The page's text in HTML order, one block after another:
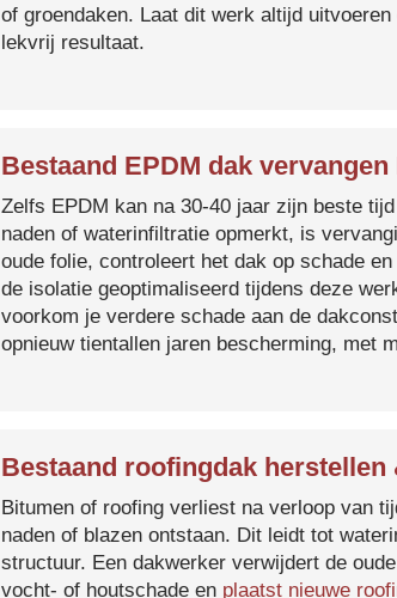
of groendaken. Laat dit werk altijd
lekvrij resultaat.
Bestaand EPDM dak
Zelfs EPDM kan na 30-40 jaar zijn beste
naden of waterinfiltratie opmerkt, is
oude folie, controleert het dak op schade
de isolatie geoptimaliseerd tijdens deze
voorkom je verdere schade aan de
opnieuw tientallen jaren bescherming, met
Bestaand roofingdak
Bitumen of roofing verliest na verloop van
naden of blazen ontstaan. Dit leidt tot
structuur. Een dakwerker verwijdert de
vocht- of houtschade en plaatst nieuwe